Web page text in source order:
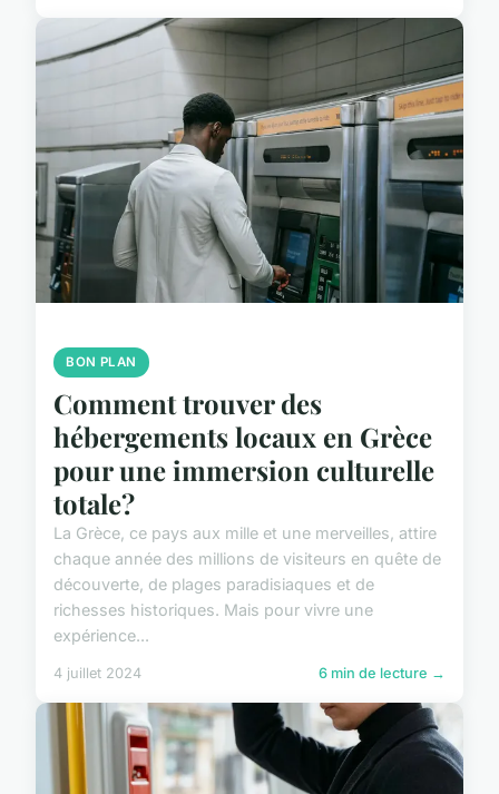
BON PLAN
Comment trouver des
hébergements locaux en Grèce
pour une immersion culturelle
totale?
La Grèce, ce pays aux mille et une merveilles, attire
chaque année des millions de visiteurs en quête de
découverte, de plages paradisiaques et de
richesses historiques. Mais pour vivre une
expérience...
4 juillet 2024 6 min de lecture →